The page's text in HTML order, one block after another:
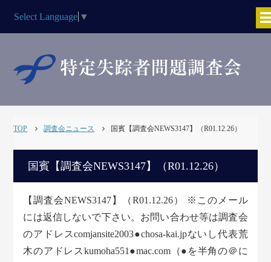
Select Language ▼
TOP 調査会ニュース 国賓【調査会NEWS3147】（R01.12.26）
国賓【調査会NEWS3147】（R01.12.26）
【調査会NEWS3147】（R01.12.26） ※このメール
には返信しないで下さい。お問い合わせ等は調査会
のアドレスcomjansite2003●chosa-kai.jpないし代表荒
木のアドレスkumoha551●mac.com（●を半角の＠に